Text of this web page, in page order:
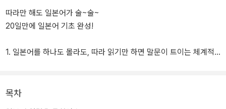
따라만 해도 일본어가 술~술~
20일만에 일본어 기초 완성!
1. 일본어를 하나도 몰라도, 따라 읽기만 하면 말문이 트이는 체계적
+실생활 회화 자동발사]
목차